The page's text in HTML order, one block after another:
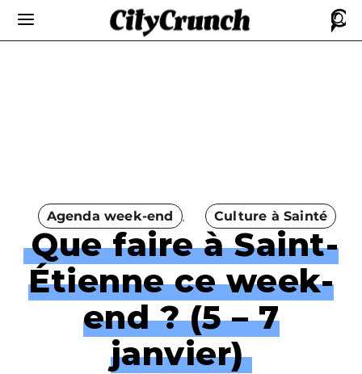
Agenda week-end Culture à Sainté
Que faire à Saint-
Étienne ce week-
end ? (5 – 7
janvier)